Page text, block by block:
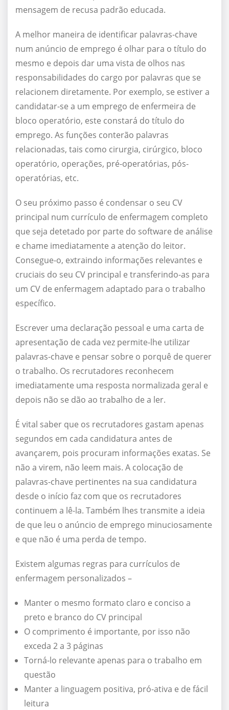
mensagem de recusa padrão educada.
A melhor maneira de identificar palavras-chave
num anúncio de emprego é olhar para o título do
mesmo e depois dar uma vista de olhos nas
responsabilidades do cargo por palavras que se
relacionem diretamente. Por exemplo, se estiver a
candidatar-se a um emprego de enfermeira de
bloco operatório, este constará do título do
emprego. As funções conterão palavras
relacionadas, tais como cirurgia, cirúrgico, bloco
operatório, operações, pré-operatórias, pós-
operatórias, etc.
O seu próximo passo é condensar o seu CV
principal num currículo de enfermagem completo
que seja detetado por parte do software de análise
e chame imediatamente a atenção do leitor.
Consegue-o, extraindo informações relevantes e
cruciais do seu CV principal e transferindo-as para
um CV de enfermagem adaptado para o trabalho
específico.
Escrever uma declaração pessoal e uma carta de
apresentação de cada vez permite-lhe utilizar
palavras-chave e pensar sobre o porquê de querer
o trabalho. Os recrutadores reconhecem
imediatamente uma resposta normalizada geral e
depois não se dão ao trabalho de a ler.
É vital saber que os recrutadores gastam apenas
segundos em cada candidatura antes de
avançarem, pois procuram informações exatas. Se
não a virem, não leem mais. A colocação de
palavras-chave pertinentes na sua candidatura
desde o início faz com que os recrutadores
continuem a lê-la. Também lhes transmite a ideia
de que leu o anúncio de emprego minuciosamente
e que não é uma perda de tempo.
Existem algumas regras para currículos de
enfermagem personalizados –
Manter o mesmo formato claro e conciso a
preto e branco do CV principal
O comprimento é importante, por isso não
exceda 2 a 3 páginas
Torná-lo relevante apenas para o trabalho em
questão
Manter a linguagem positiva, pró-ativa e de fácil
leitura